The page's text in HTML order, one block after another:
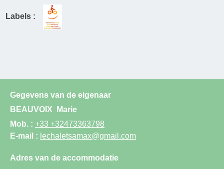
Labels :
Gegevens van de eigenaar
BEAUVOIX
Marie
Mob. : +33 +32473363798
E-mail : lechaletsamax@gmail.com
Adres van de accommodatie